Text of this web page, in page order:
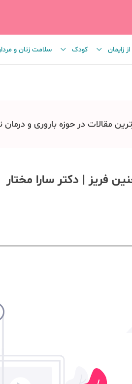
زایمان کودک سلامت زنان و
مقالات در حوزه باروری و درمان
فریز | دکتر سارا مختار